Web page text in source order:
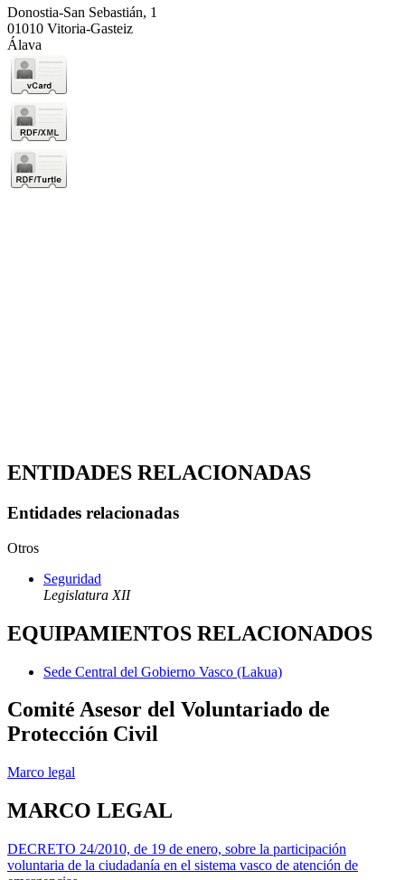
Donostia-San Sebastián, 1
01010 Vitoria-Gasteiz
Álava
ENTIDADES RELACIONADAS
Entidades relacionadas
Otros
Seguridad
Legislatura XII
EQUIPAMIENTOS RELACIONADOS
Sede Central del Gobierno Vasco (Lakua)
Comité Asesor del Voluntariado de
Protección Civil
Marco legal
MARCO LEGAL
DECRETO 24/2010, de 19 de enero, sobre la participación
voluntaria de la ciudadanía en el sistema vasco de atención de